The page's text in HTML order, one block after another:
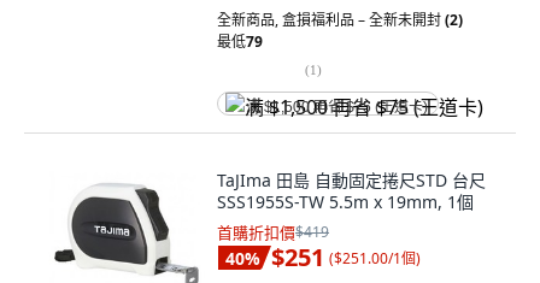
全新商品,盒損福利品 – 全新未開封(2)
最低79
(1)
满 $1,500 再省 $75 (王道卡)
TaJIma 田島 自動固定捲尺STD 台尺
SSS1955S-TW 5.5m x 19mm, 1個
首購折扣價$419
40% $251 ($251.00/1個)